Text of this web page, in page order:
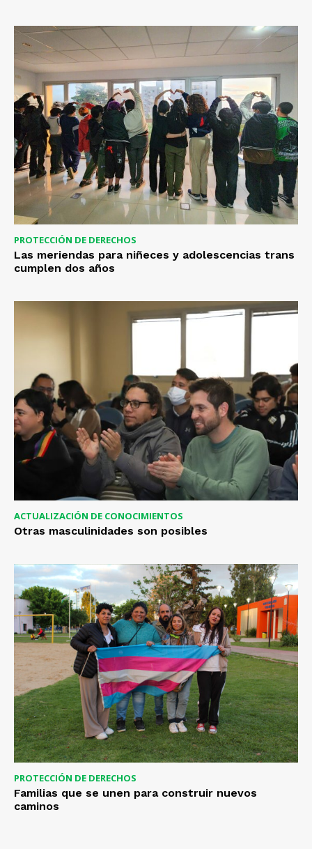
PROTECCIÓN DE DERECHOS
Las meriendas para niñeces y adolescencias trans
cumplen dos años
ACTUALIZACIÓN DE CONOCIMIENTOS
Otras masculinidades son posibles
PROTECCIÓN DE DERECHOS
Familias que se unen para construir nuevos
caminos